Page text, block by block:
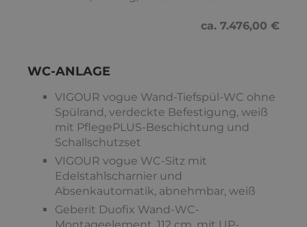
ca. 7.476,00 €
WC-ANLAGE
VIGOUR vogue Wand-Tiefspül-WC ohne
Spülrand, verdeckte Befestigung, weiß
mit PflegePLUS-Beschichtung und
Schallschutzset
VIGOUR vogue WC-Sitz mit
Edelstahlscharnier und
Absenkautomatik, abnehmbar, weiß
Geberit Duofix Wand-WC-
Montageelement, 112 cm, mit UP-